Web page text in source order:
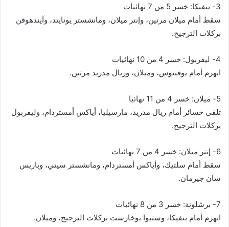
3- بنفيكا: خسر 5 من 7 نهائيات
سقط أمام ميلان مرتين، وإنتر ميلان، ومانشستر يونايتد، وآيندهوفن
بركلات الترجيح.
4- ليفربول: خسر 4 من 10 نهائيات
انهزم أمام يوفنتوس، وميلان، وريال مدريد مرتين.
5- ميلان: خسر 4 من 11 نهائيا
تلقى خسائر أمام ريال مدريد، مارسيليا، أياكس أمستردام، وليفربول
بركلات الترجيح.
6- إنتر ميلان: خسر 4 من 7 نهائيات
سقط أمام سلتيك، وأياكس أمستردام، ومانشستر سيتي، وباريس
سان جيرمان.
7- برشلونة: خسر 3 من 8 نهائيات
انهزم أمام بنفيكا، وستيوا بوخارست بركلات الترجيح، وميلان.